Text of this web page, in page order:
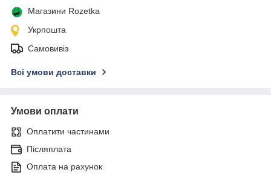
Магазини Rozetka
Укрпошта
Самовивіз
Всі умови доставки
Умови оплати
Оплатити частинами
Післяплата
Оплата на рахунок